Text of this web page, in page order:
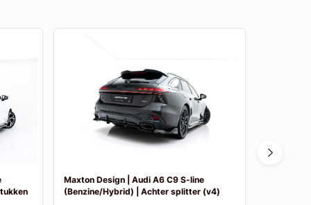
Maxton Design | Audi A6 C9 S-line
(Benzine/Hybrid) | Achter splitter (v4)